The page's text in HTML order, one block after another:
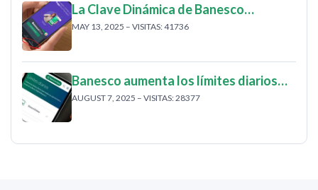
La Clave Dinámica de Banesco…
MAY 13, 2025 – VISITAS: 41736
Banesco aumenta los límites diarios…
AUGUST 7, 2025 – VISITAS: 28377